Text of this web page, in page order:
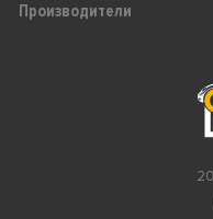
Производители